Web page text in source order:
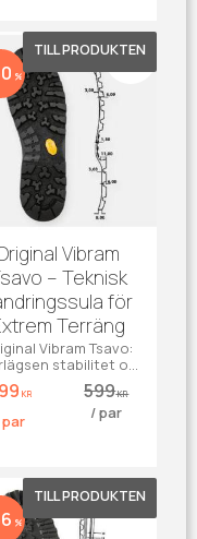
Vibram
– Teknisk
för
Terräng
Vibram Tsavo:
stabilitet och
grepp för
Svart
KR
par
599KR
/par
% Lägg till
% Lägg till